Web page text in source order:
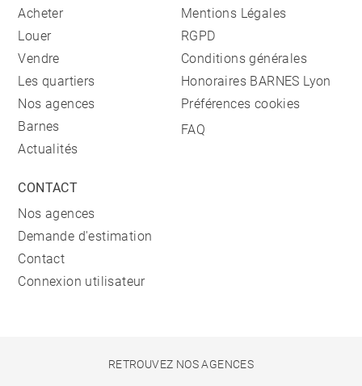
Acheter
Louer
Vendre
Les quartiers
Nos agences
Barnes
Actualités
Mentions Légales
RGPD
Conditions générales
Honoraires BARNES Lyon
Préférences cookies
FAQ
CONTACT
Nos agences
Demande d'estimation
Contact
Connexion utilisateur
RETROUVEZ NOS AGENCES